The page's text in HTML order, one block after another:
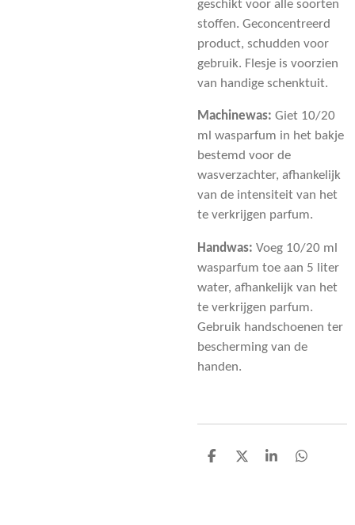
geschikt voor alle soorten
stoffen. Geconcentreerd
product, schudden voor
gebruik. Flesje is voorzien
van handige schenktuit.
Machinewas: Giet 10/20
ml wasparfum in het bakje
bestemd voor de
wasverzachter, afhankelijk
van de intensiteit van het
te verkrijgen parfum.
Handwas: Voeg 10/20 ml
wasparfum toe aan 5 liter
water, afhankelijk van het
te verkrijgen parfum.
Gebruik handschoenen ter
bescherming van de
handen.
D
D
S
D